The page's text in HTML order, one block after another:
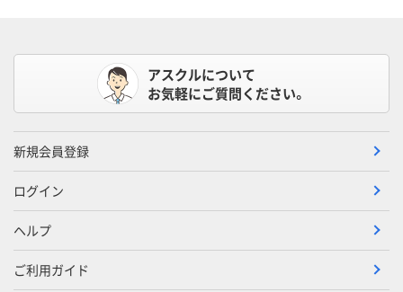
アスクルについて
お気軽にご質問ください。
新規会員登録
ログイン
ヘルプ
ご利用ガイド